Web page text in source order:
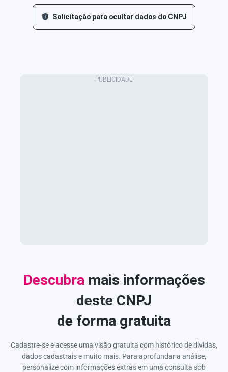
Solicitação para ocultar dados do CNPJ
Descubra mais informações
deste CNPJ
de forma gratuita
Cadastre-se e acesse uma visão gratuita com histórico de dívidas,
dados cadastrais e muito mais. Para aprofundar a análise,
personalize com informações extras em uma consulta sob